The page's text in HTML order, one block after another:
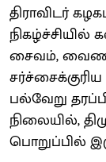
திராவிடர்
சைவம்,
பல்வேறு
நிலையில்,
பொறுப்பில்